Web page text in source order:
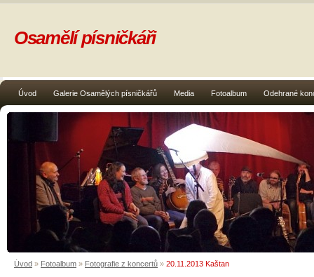
Úvod Galerie Osamělých písničkářů Media Fotoalbum Odehrané
Osamělí písničkáři
Úvod » Fotoalbum » Fotografie z koncertů » 20.11.2013 Kaštan